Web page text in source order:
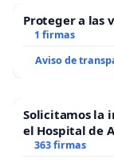
Proteger a las
1 firmas
Aviso de
Solicitamos la
el Hospital de
363 firmas